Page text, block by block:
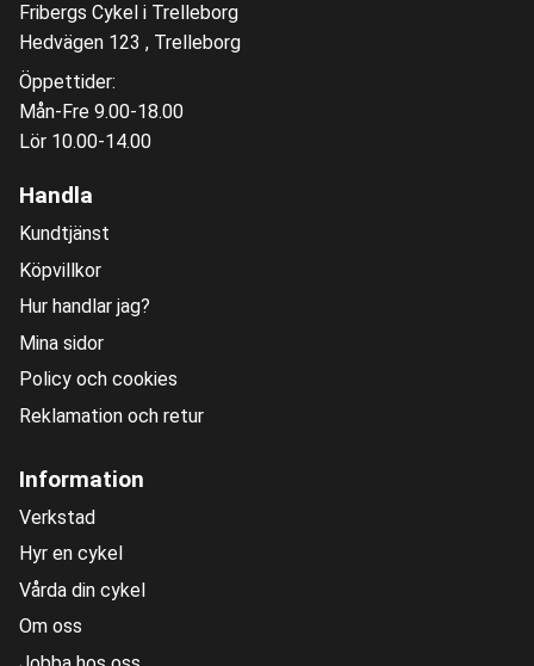
Fribergs Cykel i Trelleborg
Hedvägen 123 , Trelleborg
Öppettider:
Mån-Fre 9.00-18.00
Lör 10.00-14.00
Handla
Kundtjänst
Köpvillkor
Hur handlar jag?
Mina sidor
Policy och cookies
Reklamation och retur
Information
Verkstad
Hyr en cykel
Vårda din cykel
Om oss